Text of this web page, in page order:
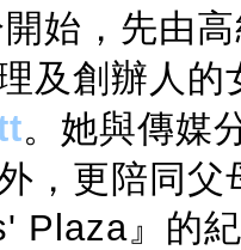
始，先由
及創辦人的
。她與傳媒
，更陪同
Plaza』的